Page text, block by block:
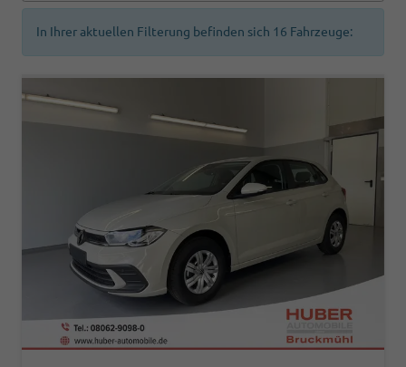
In Ihrer aktuellen Filterung befinden sich 16 Fahrzeuge: